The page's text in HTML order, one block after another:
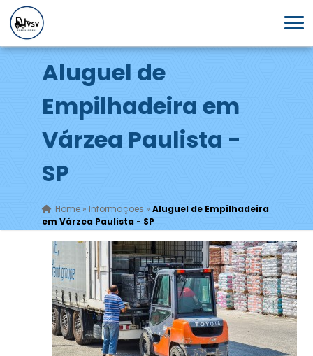
Aluguel de
Empilhadeira em
Várzea Paulista -
SP
Home» Informações » Aluguel de Empilhadeira
em Várzea Paulista - SP